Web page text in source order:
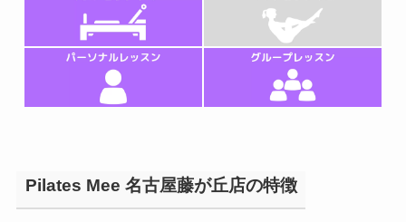
Pilates Mee 名古屋藤が丘店の特徴